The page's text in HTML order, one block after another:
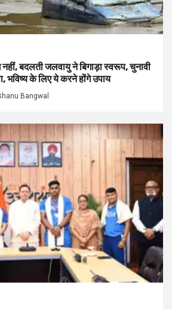
बदलती जलवायु ने बिगाड़ा स्वरूप, चुनावी
भविष्य के लिए ये करने होंगे उपाय
Bangwal